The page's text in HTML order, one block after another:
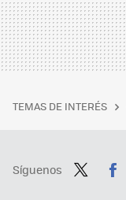
TEMAS DE INTERÉS
Síguenos